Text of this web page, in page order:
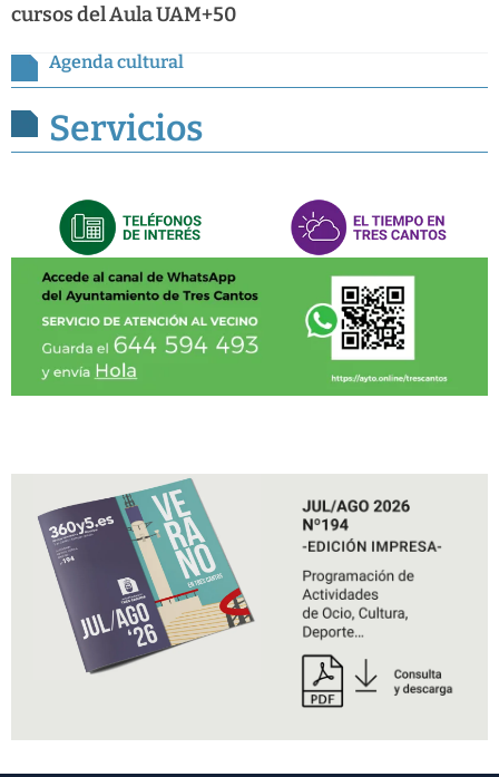
cursos del Aula UAM+50
Agenda cultural
Servicios